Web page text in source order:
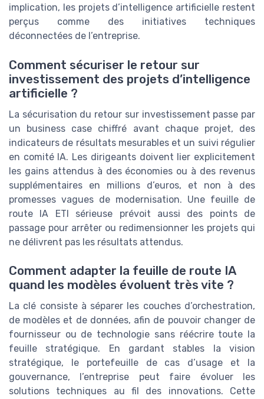
implication, les projets d’intelligence artificielle restent
perçus comme des initiatives techniques
déconnectées de l’entreprise.
Comment sécuriser le retour sur
investissement des projets d’intelligence
artificielle ?
La sécurisation du retour sur investissement passe par
un business case chiffré avant chaque projet, des
indicateurs de résultats mesurables et un suivi régulier
en comité IA. Les dirigeants doivent lier explicitement
les gains attendus à des économies ou à des revenus
supplémentaires en millions d’euros, et non à des
promesses vagues de modernisation. Une feuille de
route IA ETI sérieuse prévoit aussi des points de
passage pour arrêter ou redimensionner les projets qui
ne délivrent pas les résultats attendus.
Comment adapter la feuille de route IA
quand les modèles évoluent très vite ?
La clé consiste à séparer les couches d’orchestration,
de modèles et de données, afin de pouvoir changer de
fournisseur ou de technologie sans réécrire toute la
feuille stratégique. En gardant stables la vision
stratégique, le portefeuille de cas d’usage et la
gouvernance, l’entreprise peut faire évoluer les
solutions techniques au fil des innovations. Cette